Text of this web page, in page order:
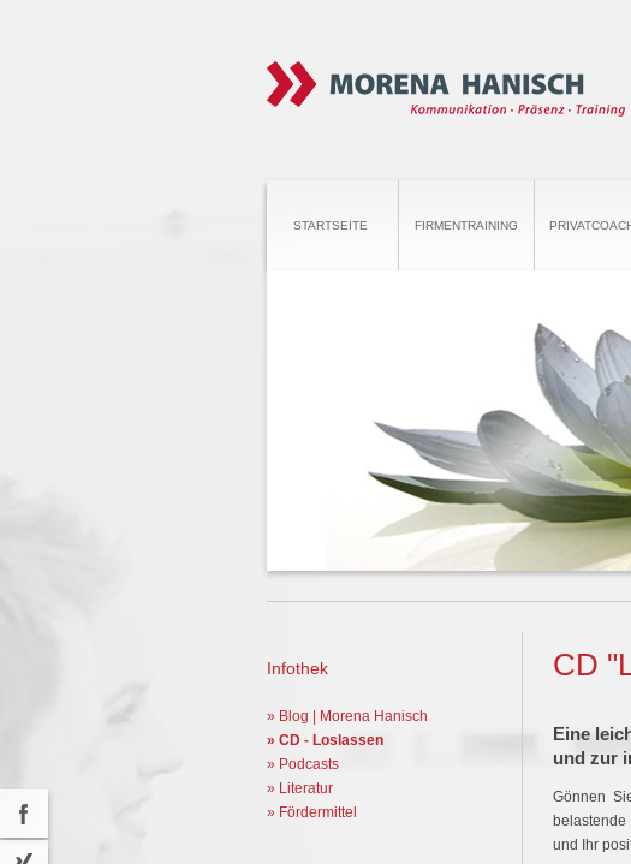
STARTSEITE FIRMENTRAINING
Infothek
» Blog | Morena Hanisch
» CD - Loslassen
» Podcasts
» Literatur
» Fördermittel
CD
Eine
und zur
Gönnen
und Ihr